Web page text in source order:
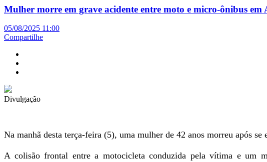
Mulher morre em grave acidente entre moto e micro-ônibus em
05/08/2025 11:00
Compartilhe
Divulgação
Na manhã desta terça-feira (5), uma mulher de 42 anos morreu após
A colisão frontal entre a motocicleta conduzida pela vítima e um